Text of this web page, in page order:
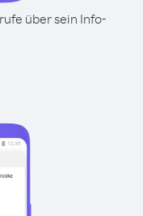
über sein Info-